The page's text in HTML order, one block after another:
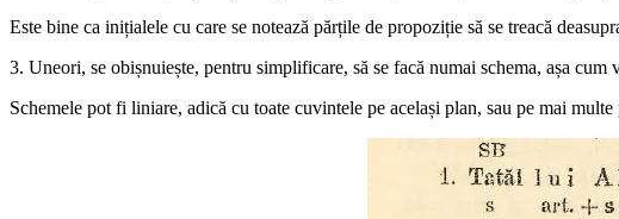
Este bine ca inițialele cu care se notează părțile de propoziție să se treacă
3. Uneori, se obișnuiește, pentru simplificare, să se facă numai schema, așa cum
Schemele pot fi liniare, adică cu toate cuvintele pe același plan, sau pe mai